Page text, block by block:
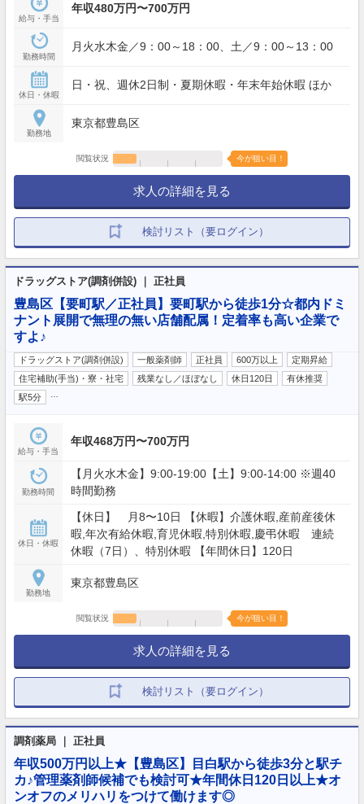
給与・手当
年収480万円〜700万円
勤務時間
月火水木金／9：00～18：00、土／9：00～13：00
休日・休暇
日・祝、週休2日制・夏期休暇・年末年始休暇 ほか
勤務地
東京都豊島区
閲覧状況 今が狙い目！
求人の詳細を見る
検討リスト（要ログイン）
ドラッグストア(調剤併設) ｜ 正社員
豊島区【要町駅／正社員】要町駅から徒歩1分☆都内ドミ
ナント展開で無理の無い店舗配属！定着率も高い企業で
すよ♪
ドラッグストア(調剤併設) 一般薬剤師 正社員 600万以上
定期昇給
住宅補助(手当)・寮・社宅
残業なし／ほぼなし 休日120日
有休推奨
駅5分
給与・手当
年収468万円〜700万円
勤務時間
【月火水木金】9:00-19:00【土】9:00-14:00 ※週40
時間勤務
休日・休暇
【休日】 月8〜10日 【休暇】介護休暇,産前産後休
暇,年次有給休暇,育児休暇,特別休暇,慶弔休暇 連続
休暇（7日）、特別休暇 【年間休日】120日
勤務地
東京都豊島区
閲覧状況 今が狙い目！
求人の詳細を見る
検討リスト（要ログイン）
調剤薬局 ｜ 正社員
年収500万円以上★【豊島区】目白駅から徒歩3分と駅チ
カ♪管理薬剤師候補でも検討可★年間休日120日以上★オ
ンオフのメリハリをつけて働けます◎